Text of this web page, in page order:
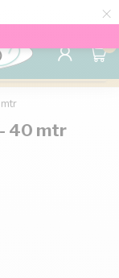
×
0
40 mtr